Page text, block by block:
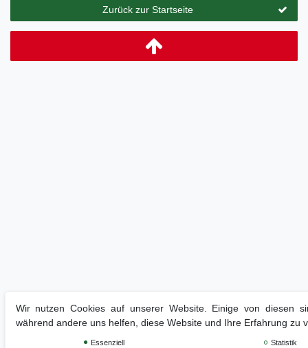
Zurück zur Startseite
Wir nutzen Cookies auf unserer Website. Einige von diesen
während andere uns helfen, diese Website und Ihre Erfahrung zu
Essenziell Statistik